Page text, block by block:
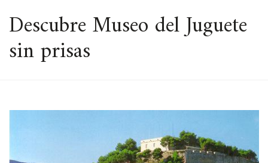
ESPACIO
Descubre Museo del Juguete
sin prisas